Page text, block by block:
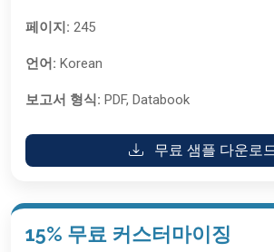
페이지: 245
언어: Korean
보고서 형식: PDF, Databook
무료 샘플 다운로
15% 무료 커스터마이징